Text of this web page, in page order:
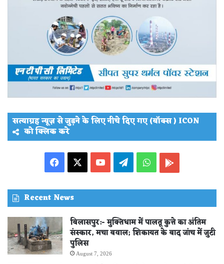
सत्याग्रह न्यूज़ से जुड़ने के लिए नीचे दिए गए (बॉक्स ) ICON
को क्लिक करे
Facebook YouTubeTelegramWhatsApp
Recent News
बिलासपुर:- मुक्तिधाम में पालतू कुत्ते का अंतिम
संस्कार, मचा बवाल; शिकायत के बाद जांच में जुटी
पुलिस
August 7, 2026